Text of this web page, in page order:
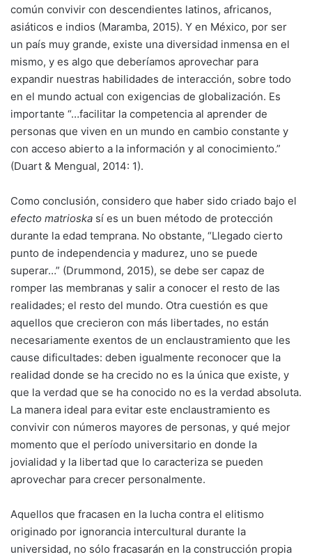
común convivir con descendientes latinos, africanos,
asiáticos e indios (Maramba, 2015). Y en México, por ser
un país muy grande, existe una diversidad inmensa en el
mismo, y es algo que deberíamos aprovechar para
expandir nuestras habilidades de interacción, sobre todo
en el mundo actual con exigencias de globalización. Es
importante “…facilitar la competencia al aprender de
personas que viven en un mundo en cambio constante y
con acceso abierto a la información y al conocimiento.”
(Duart & Mengual, 2014: 1).
Como conclusión, considero que haber sido criado bajo el
efecto matrioska sí es un buen método de protección
durante la edad temprana. No obstante, “Llegado cierto
punto de independencia y madurez, uno se puede
superar…” (Drummond, 2015), se debe ser capaz de
romper las membranas y salir a conocer el resto de las
realidades; el resto del mundo. Otra cuestión es que
aquellos que crecieron con más libertades, no están
necesariamente exentos de un enclaustramiento que les
cause dificultades: deben igualmente reconocer que la
realidad donde se ha crecido no es la única que existe, y
que la verdad que se ha conocido no es la verdad absoluta.
La manera ideal para evitar este enclaustramiento es
convivir con números mayores de personas, y qué mejor
momento que el período universitario en donde la
jovialidad y la libertad que lo caracteriza se pueden
aprovechar para crecer personalmente.
Aquellos que fracasen en la lucha contra el elitismo
originado por ignorancia intercultural durante la
universidad, no sólo fracasarán en la construcción propia